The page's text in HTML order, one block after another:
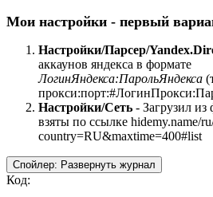
Мои настройки - первый
Настройки/Парсер/
аккаунов яндекса в формате
ЛогинЯндекса:ПарольЯндекса
Настройки/Сеть - Загрузил из
взяты по ссылке hidemy.name/
country=RU&maxtime=400#list
Спойлер: Развернуть журнал
Код: